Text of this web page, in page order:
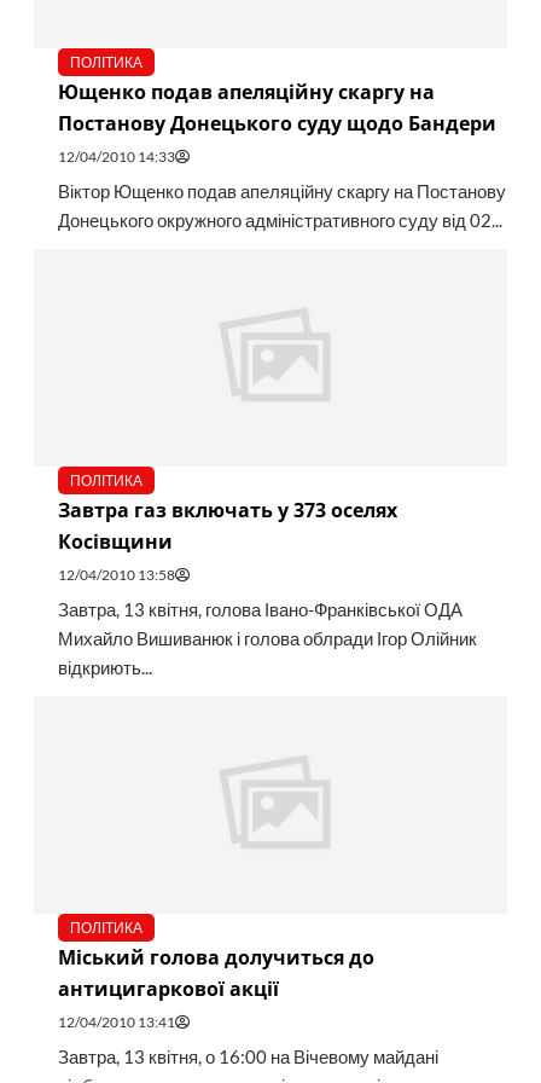
ПОЛІТИКА
Ющенко подав апеляційну скаргу на
Постанову Донецького суду щодо Бандери
12/04/2010 14:33
Віктор Ющенко подав апеляційну скаргу на Постанову
Донецького окружного адміністративного суду від 02...
ПОЛІТИКА
Завтра газ включать у 373 оселях
Косівщини
12/04/2010 13:58
Завтра, 13 квітня, голова Івано-Франківської ОДА
Михайло Вишиванюк і голова облради Ігор Олійник
відкриють...
ПОЛІТИКА
Міський голова долучиться до
антицигаркової акції
12/04/2010 13:41
Завтра, 13 квітня, о 16:00 на Вічевому майдані